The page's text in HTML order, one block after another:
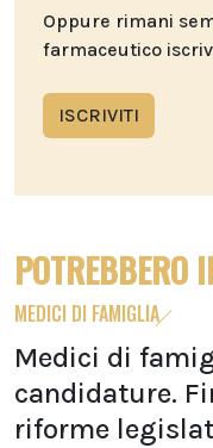
Oppure rimani
farmaceutico
ISCRIVITI
POTREBBERO
MEDICI DI FAMIGLIA
Medici di
candidature.
riforme